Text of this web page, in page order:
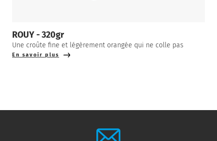
ROUY - 320gr
Une croûte fine et légèrement orangée qui ne colle pas
En savoir plus